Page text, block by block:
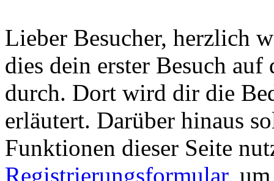
Lieber Besucher, herzlich
dies dein erster Besuch
durch. Dort wird dir die
erläutert. Darüber hinaus
Funktionen dieser Seite
Registrierungsformular,